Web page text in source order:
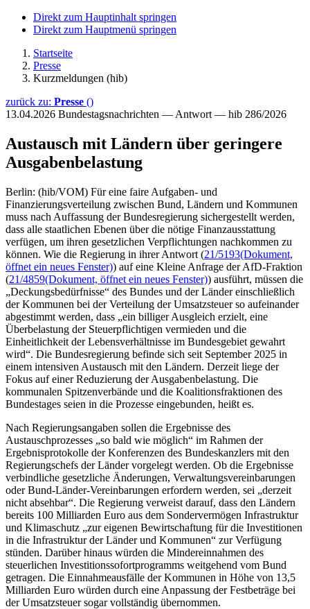
Direkt zum Hauptinhalt springen
Direkt zum Hauptmenü springen
Startseite
Presse
Kurzmeldungen (hib)
zurück zu: Presse ()
13.04.2026 Bundestagsnachrichten — Antwort — hib 286/2026
Austausch mit Ländern über geringere
Ausgabenbelastung
Berlin: (hib/VOM) Für eine faire Aufgaben- und
Finanzierungsverteilung zwischen Bund, Ländern und Kommunen
muss nach Auffassung der Bundesregierung sichergestellt werden,
dass alle staatlichen Ebenen über die nötige Finanzausstattung
verfügen, um ihren gesetzlichen Verpflichtungen nachkommen zu
können. Wie die Regierung in ihrer Antwort (21/5193(Dokument,
öffnet ein neues Fenster)) auf eine Kleine Anfrage der AfD-Fraktion
(21/4859(Dokument, öffnet ein neues Fenster)) ausführt, müssen die
„Deckungsbedürfnisse“ des Bundes und der Länder einschließlich
der Kommunen bei der Verteilung der Umsatzsteuer so aufeinander
abgestimmt werden, dass „ein billiger Ausgleich erzielt, eine
Überbelastung der Steuerpflichtigen vermieden und die
Einheitlichkeit der Lebensverhältnisse im Bundesgebiet gewahrt
wird“. Die Bundesregierung befinde sich seit September 2025 in
einem intensiven Austausch mit den Ländern. Derzeit liege der
Fokus auf einer Reduzierung der Ausgabenbelastung. Die
kommunalen Spitzenverbände und die Koalitionsfraktionen des
Bundestages seien in die Prozesse eingebunden, heißt es.
Nach Regierungsangaben sollen die Ergebnisse des
Austauschprozesses „so bald wie möglich“ im Rahmen der
Ergebnisprotokolle der Konferenzen des Bundeskanzlers mit den
Regierungschefs der Länder vorgelegt werden. Ob die Ergebnisse
verbindliche gesetzliche Änderungen, Verwaltungsvereinbarungen
oder Bund-Länder-Vereinbarungen erfordern werden, sei „derzeit
nicht absehbar“. Die Regierung verweist darauf, dass den Ländern
bereits 100 Milliarden Euro aus dem Sondervermögen Infrastruktur
und Klimaschutz „zur eigenen Bewirtschaftung für die Investitionen
in die Infrastruktur der Länder und Kommunen“ zur Verfügung
stünden. Darüber hinaus würden die Mindereinnahmen des
steuerlichen Investitionssofortprogramms weitgehend vom Bund
getragen. Die Einnahmeausfälle der Kommunen in Höhe von 13,5
Milliarden Euro würden durch eine Anpassung der Festbeträge bei
der Umsatzsteuer sogar vollständig übernommen.